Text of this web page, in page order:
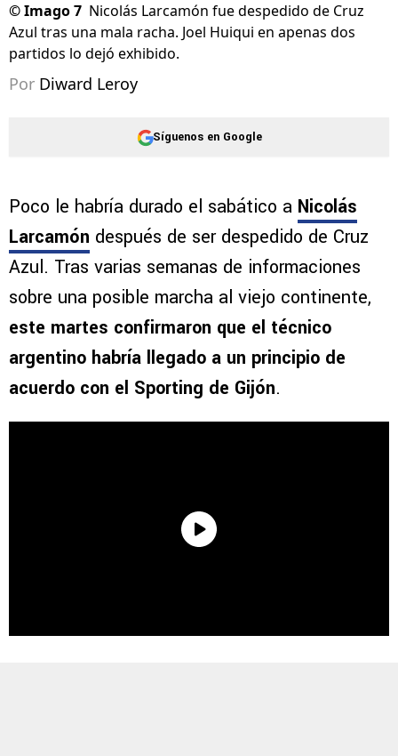
©Imago 7 Nicolás Larcamón fue despedido de Cruz
Azul tras una mala racha. Joel Huiqui en apenas dos
partidos lo dejó exhibido.
Por Diward Leroy
Síguenos en Google
Poco le habría durado el sabático a Nicolás
Larcamón después de ser despedido de Cruz
Azul. Tras varias semanas de informaciones
sobre una posible marcha al viejo continente,
este martes confirmaron que el técnico
argentino habría llegado a un principio de
acuerdo con el Sporting de Gijón.